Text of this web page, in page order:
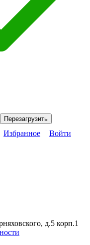
Перезагрузить
Избранное Войти
д.5 корп.1